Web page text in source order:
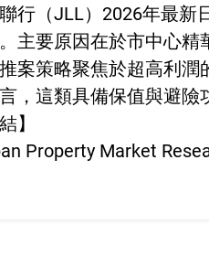
行（JLL）2026年最新
主要原因在於市中心
案策略聚焦於超高利
，這類具備保值與避險
】
Property Market